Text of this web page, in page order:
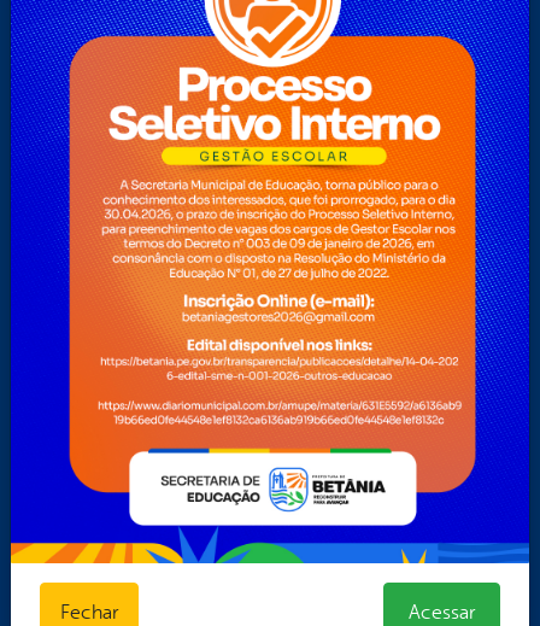
Mapa do Site
Nota Fiscal Eletrônica
Notícias
O Prefeito
Ouvidoria
Perguntas Frequentes
Plano Nacional Aldir Blanc – PNAB
Servidor
Teclas de Acessibilidades
Telefones Úteis
Fechar Acessar